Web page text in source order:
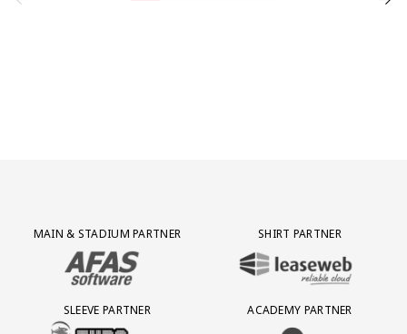
Partner Logos Grid
MAIN & STADIUM PARTNER
BEZOEK ONZE MAIN & STADIUM PARTNER AFAS SOFTWARE
SHIRT PARTNER
BEZOEK ONZE SHIRT PARTNER
SLEEVE PARTNER
BEZOEK ONZE SLEEVE PARTNER EUROJACKPOT
ACADEMY PARTNER